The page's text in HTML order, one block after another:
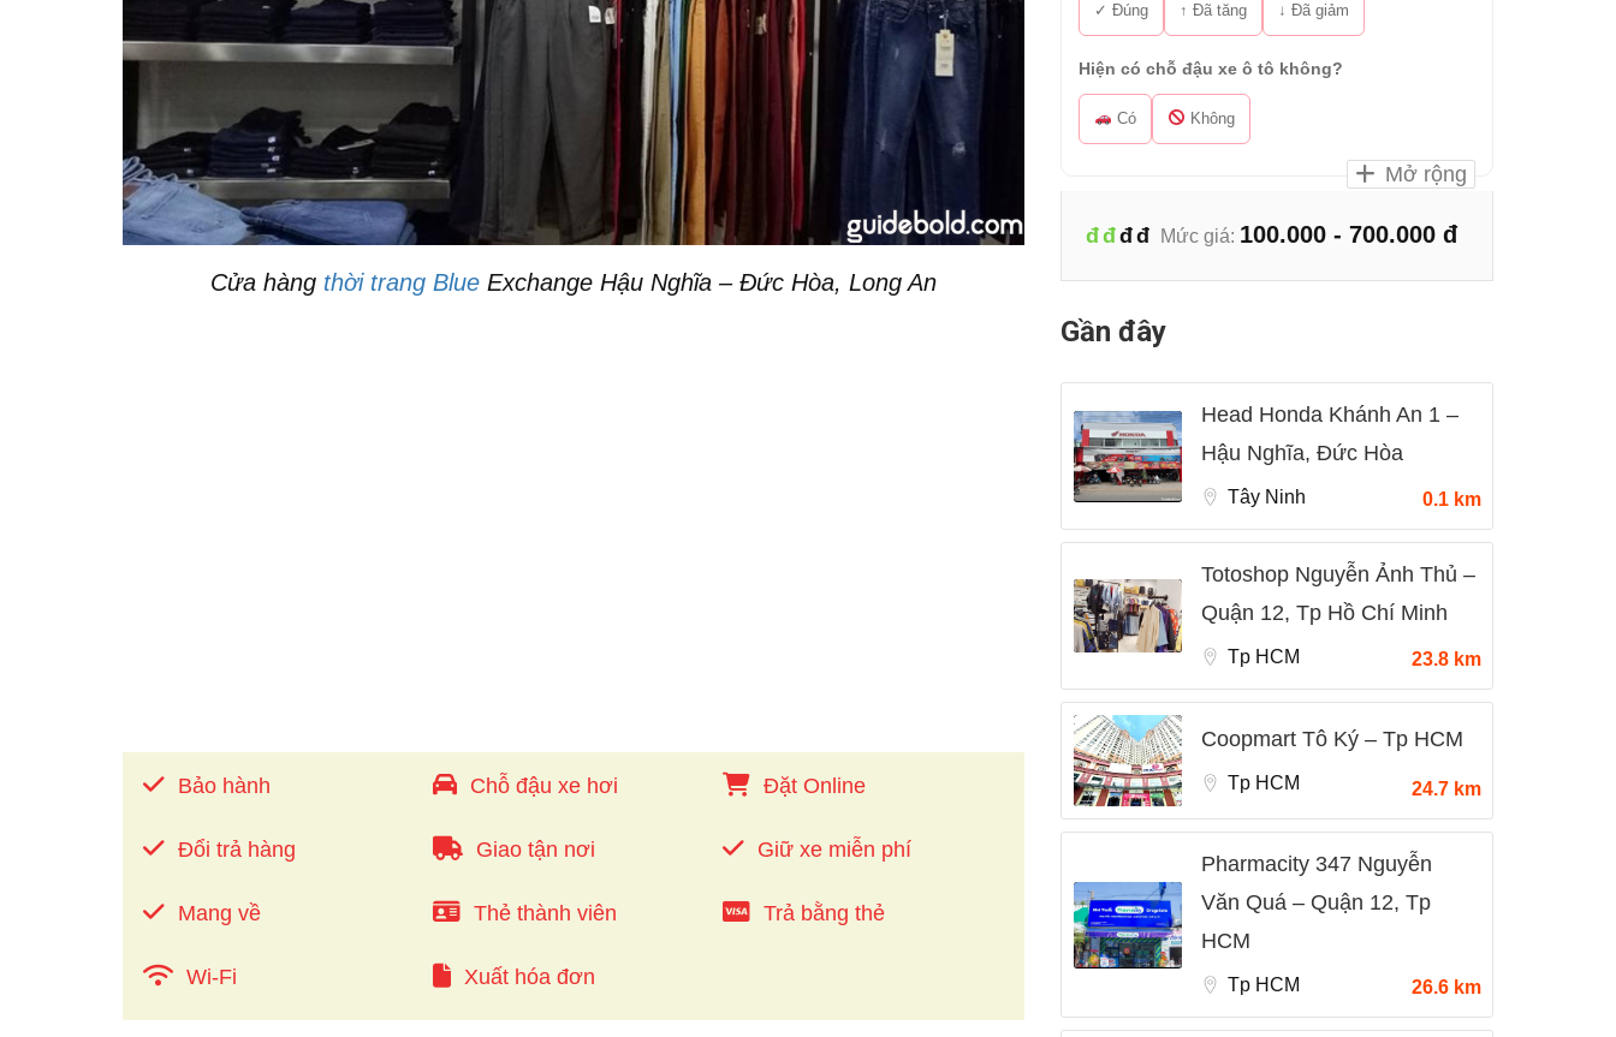
Cửa hàng thời trang Blue Exchange Hậu Nghĩa – Đức Hòa, Long An
Bảo hành Chỗ đậu xe hơi Đặt Online
Đổi trả hàng Giao tận nơi Giữ xe miễn phí
Mang về Thẻ thành viên Trả bằng thẻ
Wi-Fi Xuất hóa đơn
✓ Đúng ↑ Đã tăng ↓ Đã giảm
Hiện có chỗ đậu xe ô tô không?
Có Không
Mở rộng
đđđđ Mức giá: 100.000 - 700.000 đ
Gần đây
Head Honda Khánh An 1 –
Hậu Nghĩa, Đức Hòa
Tây Ninh 0.1 km
Totoshop Nguyễn Ảnh Thủ –
Quận 12, Tp Hồ Chí Minh
Tp HCM 23.8 km
Coopmart Tô Ký – Tp HCM
Tp HCM 24.7 km
Pharmacity 347 Nguyễn
Văn Quá – Quận 12, Tp
HCM
Tp HCM 26.6 km